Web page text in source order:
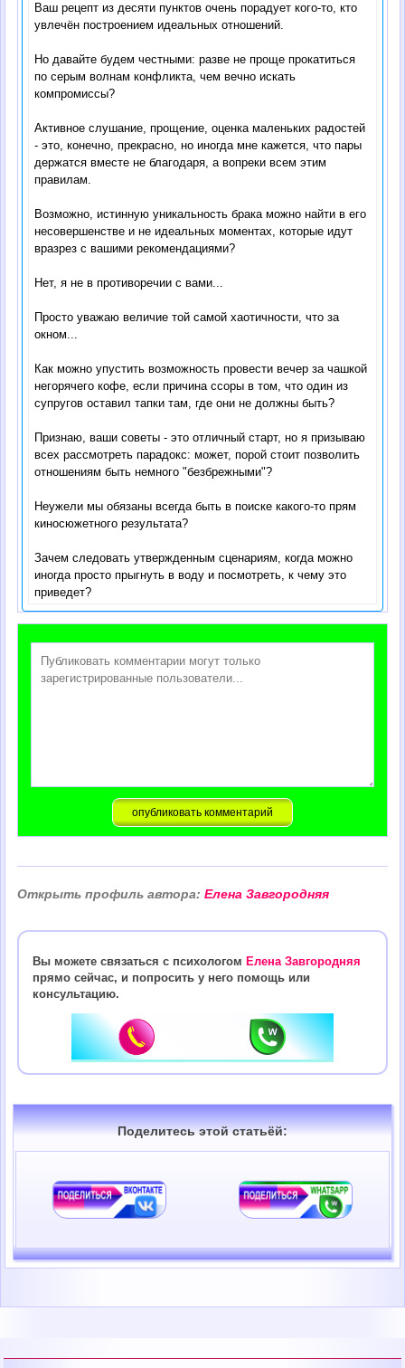
Ваш рецепт из десяти пунктов очень порадует кого-то, кто
увлечён построением идеальных отношений.
Но давайте будем честными: разве не проще прокатиться
по серым волнам конфликта, чем вечно искать
компромиссы?
Активное слушание, прощение, оценка маленьких радостей
- это, конечно, прекрасно, но иногда мне кажется, что пары
держатся вместе не благодаря, а вопреки всем этим
правилам.
Возможно, истинную уникальность брака можно найти в его
несовершенстве и не идеальных моментах, которые идут
вразрез с вашими рекомендациями?
Нет, я не в противоречии с вами...
Просто уважаю величие той самой хаотичности, что за
окном...
Как можно упустить возможность провести вечер за чашкой
негорячего кофе, если причина ссоры в том, что один из
супругов оставил тапки там, где они не должны быть?
Признаю, ваши советы - это отличный старт, но я призываю
всех рассмотреть парадокс: может, порой стоит позволить
отношениям быть немного "безбрежными"?
Неужели мы обязаны всегда быть в поиске какого-то прям
киносюжетного результата?
Зачем следовать утвержденным сценариям, когда можно
иногда просто прыгнуть в воду и посмотреть, к чему это
приведет?
Открыть профиль автора: Елена Завгородняя
Вы можете связаться с психологом Елена Завгородняя
прямо сейчас, и попросить у него помощь или
консультацию.
Поделитесь этой статьёй: